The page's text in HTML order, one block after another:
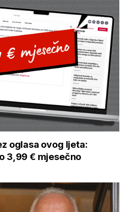
oglasa ovog ljeta:
3,99 € mjesečno